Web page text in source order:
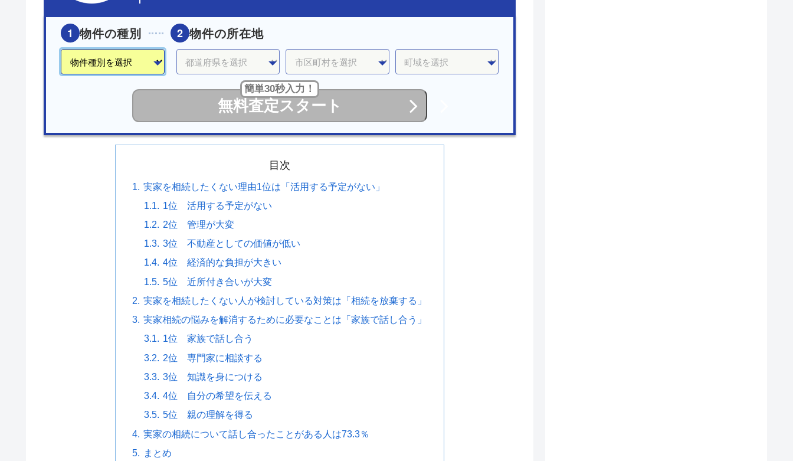
1 物件の種別 2 物件の所在地
簡単30秒入力！
無料査定スタート
目次
実家を相続したくない理由1位は「活用する予定がない」
1位 活用する予定がない
2位 管理が大変
3位 不動産としての価値が低い
4位 経済的な負担が大きい
5位 近所付き合いが大変
実家を相続したくない人が検討している対策は「相続を放棄する」
実家相続の悩みを解消するために必要なことは「家族で話し合う」
1位 家族で話し合う
2位 専門家に相談する
3位 知識を身につける
4位 自分の希望を伝える
5位 親の理解を得る
実家の相続について話し合ったことがある人は73.3％
まとめ